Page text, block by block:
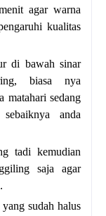
agar warna
kualitas
di bawah sinar
biasa nya
matahari sedang
anda
tadi kemudian
saja agar
sudah halus